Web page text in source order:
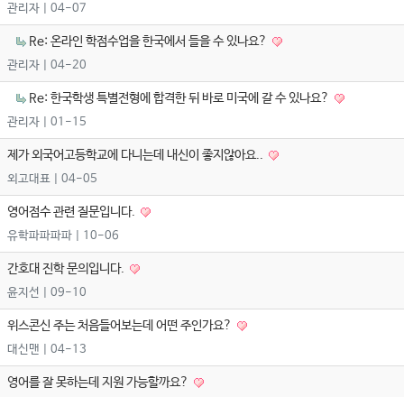
관리자 | 04-07
Re: 온라인 학점수업을 한국에서 들을 수 있나요?
관리자 | 04-20
Re: 한국학생 특별전형에 합격한 뒤 바로 미국에 갈 수 있나요?
관리자 | 01-15
제가 외국어고등학교에 다니는데 내신이 좋지않아요..
외고대표 | 04-05
영어점수 관련 질문입니다.
유학파파파파 | 10-06
간호대 진학 문의입니다.
윤지선 | 09-10
위스콘신 주는 처음들어보는데 어떤 주인가요?
대신맨 | 04-13
영어를 잘 못하는데 지원 가능할까요?